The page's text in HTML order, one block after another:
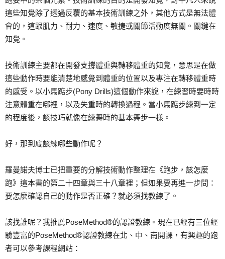
這些知覺除了透過反覆的基本技術訓練之外，其他方式是無法體
會的，這跟肌力、耐力、速度、敏捷或關節活動度無關。關鍵在
知覺。
技術訓練主要都在開發支撐體重與轉移體重的知覺，意思是在做
這些動作時要能清楚地感覺到體重的位置以及專注在轉移體重時
的感受。以小馬踮步(Pony Drills)這個動作來說，在練習時要時時
注意體重在哪裡，以及失重時的轉換過程。當小馬踮步練到一定
的程度後，該技巧就像在練舞時的基本舞步一樣。
好，那到底該練哪些動作呢？
羅曼諾夫博士已把重要的分解技術動作整理在《跑步，該怎麼
跑》這本書的第二十四章與三十八章裡；但如果要再進一步問：
要怎麼確認自己的動作是否正確？就必須找教練了。
該找誰呢？我推薦PoseMethod®的認證教練。現在已經有三位經
驗豐富的PoseMethod®認證教練在北、中、南開課，有興趣的跑
者可以參考課程網站：